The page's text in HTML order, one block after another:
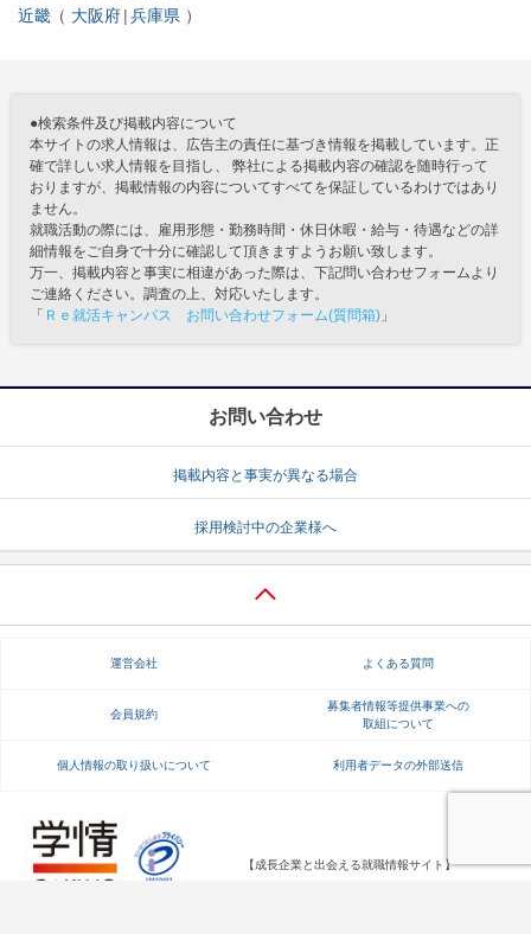
近畿
大阪府 兵庫県
●検索条件及び掲載内容について
本サイトの求人情報は、広告主の責任に基づき情報を掲載しています。正
確で詳しい求人情報を目指し、 弊社による掲載内容の確認を随時行って
おりますが、掲載情報の内容についてすべてを保証しているわけではあり
ません。
就職活動の際には、雇用形態・勤務時間・休日休暇・給与・待遇などの詳
細情報をご自身で十分に確認して頂きますようお願い致します。
万一、掲載内容と事実に相違があった際は、下記問い合わせフォームより
ご連絡ください。調査の上、対応いたします。
「 Ｒｅ就活キャンパス お問い合わせフォーム(質問箱) 」
お問い合わせ
掲載内容と事実が異なる場合
採用検討中の企業様へ
運営会社 よくある質問
会員規約
募集者情報等提供事業への
取組について
個人情報の取り扱いについて 利用者データの外部送信
【成長企業と出会える就職情報サイト】